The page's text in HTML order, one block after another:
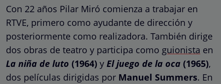
Con 22 años Pilar Miró comienza a trabajar en
RTVE, primero como ayudante de dirección y
posteriormente como realizadora. También dirige
dos obras de teatro y participa como guionista en
La niña de luto (1964) y El juego de la oca (1965),
dos películas dirigidas por Manuel Summers. En